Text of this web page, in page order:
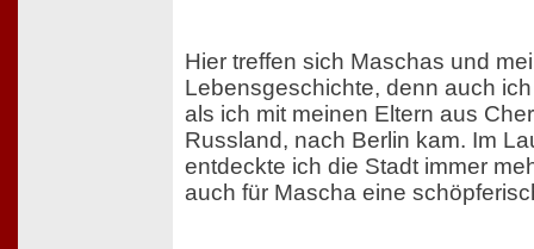
Hier treffen sich Maschas und
Lebensgeschichte, denn auch
als ich mit meinen Eltern aus
Russland, nach Berlin kam. Im
entdeckte ich die Stadt immer
auch für Mascha eine